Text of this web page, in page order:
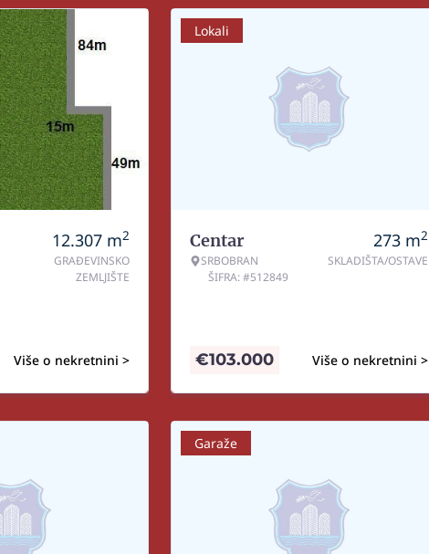
12.307 m2
GRAĐEVINSKO
ZEMLJIŠTE
Više o nekretnini >
Lokali
Centar
SRBOBRAN
ŠIFRA: #512849
273 m2
SKLADIŠTA/OSTAVE
Više o nekretnini >
€103.000
Garaže